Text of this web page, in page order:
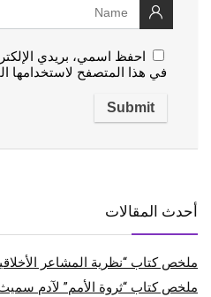
احفظ اسمي، بريدي
في هذا المتصفح لاستخدامها
أحدث المقالات
ملخص كتاب “نظرية المشاعر
ملخص كتاب “ثروة الأمم” لآدم